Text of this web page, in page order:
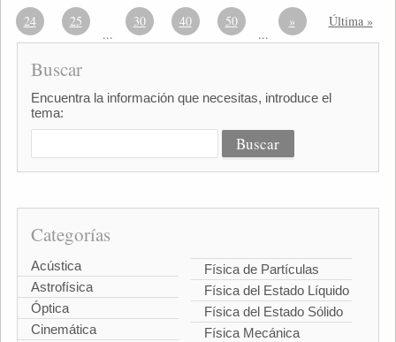
24 25
...
30 40 50
...
» Última »
Buscar
Encuentra la información que necesitas, introduce el
tema:
Categorías
Acústica
Astrofísica
Óptica
Cinemática
Física de Partículas
Física del Estado Líquido
Física del Estado Sólido
Física Mecánica